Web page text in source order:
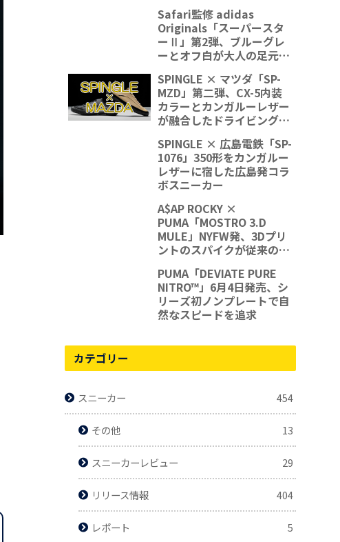
Safari監修 adidas
Originals「スーパースタ
ーⅡ」第2弾、ブルーグレ
ーとオフ白が大人の足元を
SPINGLE × マツダ「SP-
MZD」第二弾、CX-5内装
カラーとカンガルーレザー
が融合したドライビングシ
SPINGLE × 広島電鉄「SP-
1076」350形をカンガルー
レザーに宿した広島発コラ
ボスニーカー
A$AP ROCKY ×
PUMA「MOSTRO 3.D
MULE」NYFW発、3Dプリ
ントのスパイクが従来の概
PUMA「DEVIATE PURE
NITRO™」6月4日発売、シ
リーズ初ノンプレートで自
然なスピードを追求
カテゴリー
スニーカー 454
その他 13
スニーカーレビュー 29
リリース情報 404
レポート 5